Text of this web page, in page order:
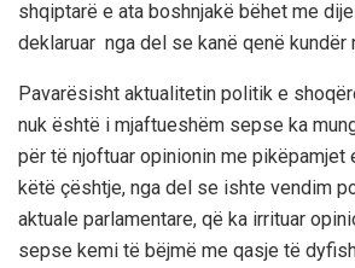
shqiptarë e ata boshnjakë bëhet me
deklaruar nga del se kanë qenë kundër
Pavarësisht aktualitetin politik e
nuk është i mjaftueshëm sepse ka
për të njoftuar opinionin me pikëpamjet
këtë çështje, nga del se ishte vendim
aktuale parlamentare, që ka irrituar
sepse kemi të bëjmë me qasje të